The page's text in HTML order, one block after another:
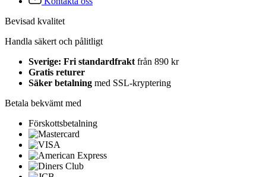
Bevisad kvalitet
Handla säkert och pålitligt
Sverige: Fri standardfrakt från 890 kr
Gratis returer
Säker betalning med SSL-kryptering
Betala bekvämt med
Förskottsbetalning